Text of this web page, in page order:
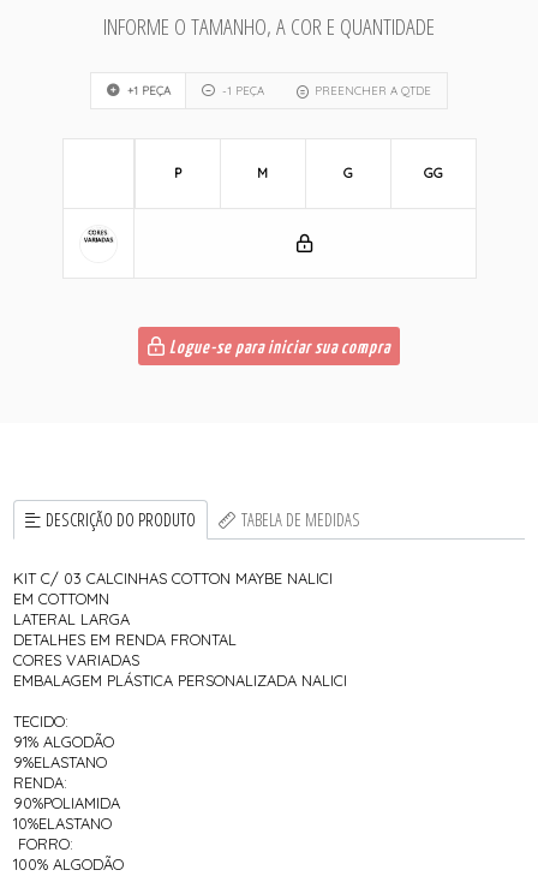
INFORME O TAMANHO, A COR E QUANTIDADE
+1 PEÇA -1 PEÇA PREENCHER A QTDE
P M G GG
Logue-se para iniciar sua compra
DESCRIÇÃO DO PRODUTO TABELA DE MEDIDAS
KIT C/ 03 CALCINHAS COTTON MAYBE NALICI
EM COTTOMN
LATERAL LARGA
DETALHES EM RENDA FRONTAL
CORES VARIADAS
EMBALAGEM PLÁSTICA PERSONALIZADA NALICI
TECIDO:
91% ALGODÃO
9%ELASTANO
RENDA:
90%POLIAMIDA
10%ELASTANO
FORRO:
100% ALGODÃO